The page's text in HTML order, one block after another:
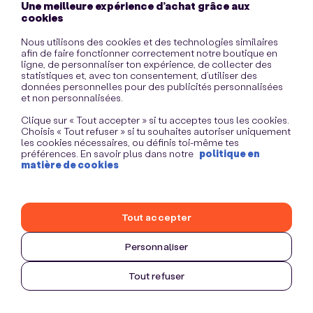
Une meilleure expérience d’achat grâce aux
cookies
Nous utilisons des cookies et des technologies similaires
afin de faire fonctionner correctement notre boutique en
ligne, de personnaliser ton expérience, de collecter des
statistiques et, avec ton consentement, d’utiliser des
données personnelles pour des publicités personnalisées
et non personnalisées.
Clique sur « Tout accepter » si tu acceptes tous les cookies.
Choisis « Tout refuser » si tu souhaites autoriser uniquement
les cookies nécessaires, ou définis toi-même tes
préférences. En savoir plus dans notre politique en
matière de cookies
Personnaliser
Tout refuser
Tout accepter